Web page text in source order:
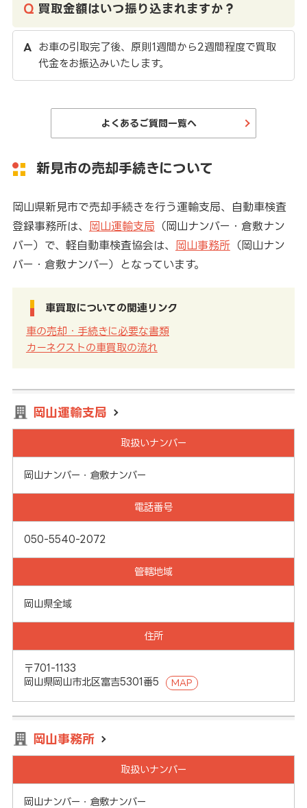
買取金額はいつ振り込まれますか？
お車の引取完了後、原則1週間から2週間程度で買取
代金をお振込みいたします。
よくあるご質問一覧へ
新見市の売却手続きについて
岡山県新見市で売却手続きを行う運輸支局、自動車検査
登録事務所は、
岡山運輸支局 （岡山ナンバー・倉敷ナン
バー）で、軽自動車検査協会は、
岡山事務所（岡山ナン
バー・倉敷ナンバー）となっています。
車買取についての関連リンク
車の売却・手続きに必要な書類
カーネクストの車買取の流れ
岡山運輸支局
取扱いナンバー
岡山ナンバー・倉敷ナンバー
電話番号
050-5540-2072
管轄地域
岡山県全域
住所
〒701-1133
岡山県岡山市北区富吉5301番5
MAP
岡山事務所
取扱いナンバー
岡山ナンバー・倉敷ナンバー